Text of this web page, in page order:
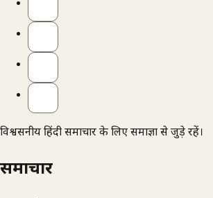
विश्वसनीय हिंदी समाचार के लिए समाज्ञा से जुड़े रहें।
समाचार